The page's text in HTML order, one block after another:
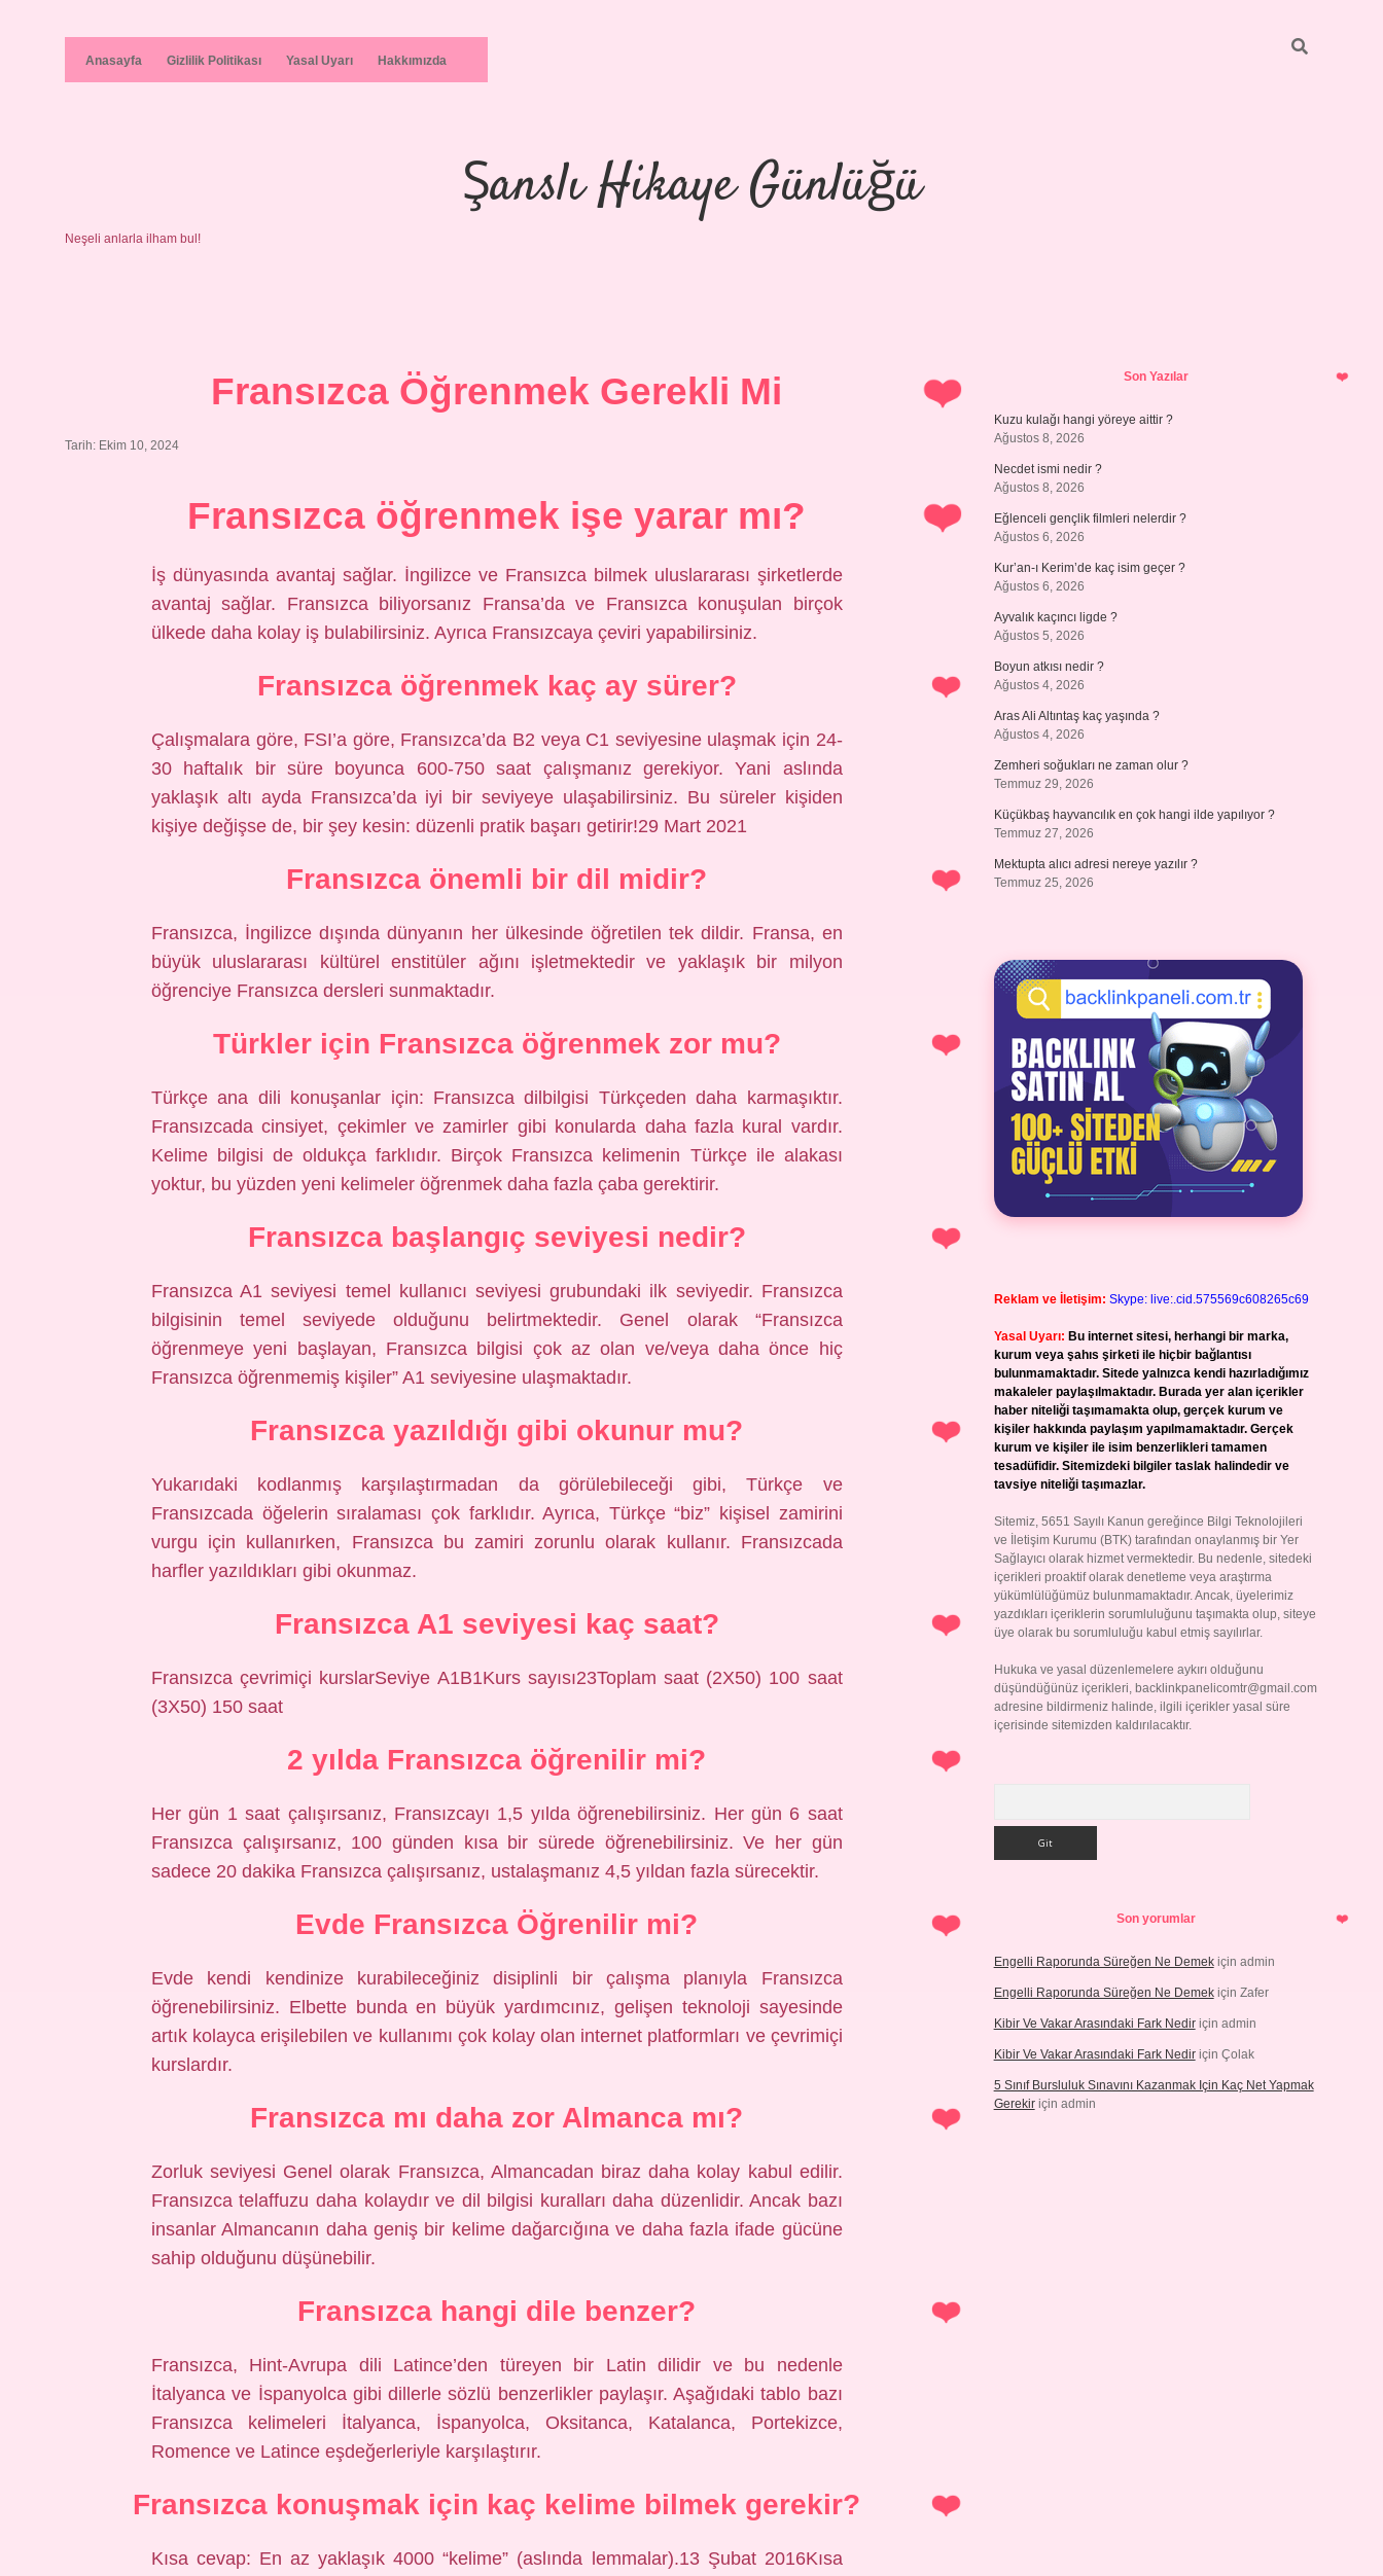
Anasayfa Gizlilik Politikası Yasal Uyarı Hakkımızda
Şanslı Hikaye Günlüğü
Neşeli anlarla ilham bul!
Fransızca Öğrenmek Gerekli Mi
Tarih: Ekim 10, 2024
Fransızca öğrenmek işe yarar mı?
İş dünyasında avantaj sağlar. İngilizce ve Fransızca bilmek uluslararası şirketlerde
avantaj sağlar. Fransızca biliyorsanız Fransa’da ve Fransızca konuşulan birçok
ülkede daha kolay iş bulabilirsiniz. Ayrıca Fransızcaya çeviri yapabilirsiniz.
Fransızca öğrenmek kaç ay sürer?
Çalışmalara göre, FSI’a göre, Fransızca’da B2 veya C1 seviyesine ulaşmak için 24-
30 haftalık bir süre boyunca 600-750 saat çalışmanız gerekiyor. Yani aslında
yaklaşık altı ayda Fransızca’da iyi bir seviyeye ulaşabilirsiniz. Bu süreler kişiden
kişiye değişse de, bir şey kesin: düzenli pratik başarı getirir!29 Mart 2021
Fransızca önemli bir dil midir?
Fransızca, İngilizce dışında dünyanın her ülkesinde öğretilen tek dildir. Fransa, en
büyük uluslararası kültürel enstitüler ağını işletmektedir ve yaklaşık bir milyon
öğrenciye Fransızca dersleri sunmaktadır.
Türkler için Fransızca öğrenmek zor mu?
Türkçe ana dili konuşanlar için: Fransızca dilbilgisi Türkçeden daha karmaşıktır.
Fransızcada cinsiyet, çekimler ve zamirler gibi konularda daha fazla kural vardır.
Kelime bilgisi de oldukça farklıdır. Birçok Fransızca kelimenin Türkçe ile alakası
yoktur, bu yüzden yeni kelimeler öğrenmek daha fazla çaba gerektirir.
Fransızca başlangıç seviyesi nedir?
Fransızca A1 seviyesi temel kullanıcı seviyesi grubundaki ilk seviyedir. Fransızca
bilgisinin temel seviyede olduğunu belirtmektedir. Genel olarak “Fransızca
öğrenmeye yeni başlayan, Fransızca bilgisi çok az olan ve/veya daha önce hiç
Fransızca öğrenmemiş kişiler” A1 seviyesine ulaşmaktadır.
Fransızca yazıldığı gibi okunur mu?
Yukarıdaki kodlanmış karşılaştırmadan da görülebileceği gibi, Türkçe ve
Fransızcada öğelerin sıralaması çok farklıdır. Ayrıca, Türkçe “biz” kişisel zamirini
vurgu için kullanırken, Fransızca bu zamiri zorunlu olarak kullanır. Fransızcada
harfler yazıldıkları gibi okunmaz.
Fransızca A1 seviyesi kaç saat?
Fransızca çevrimiçi kurslarSeviye A1B1Kurs sayısı23Toplam saat (2X50) 100 saat
(3X50) 150 saat
2 yılda Fransızca öğrenilir mi?
Her gün 1 saat çalışırsanız, Fransızcayı 1,5 yılda öğrenebilirsiniz. Her gün 6 saat
Fransızca çalışırsanız, 100 günden kısa bir sürede öğrenebilirsiniz. Ve her gün
sadece 20 dakika Fransızca çalışırsanız, ustalaşmanız 4,5 yıldan fazla sürecektir.
Evde Fransızca Öğrenilir mi?
Evde kendi kendinize kurabileceğiniz disiplinli bir çalışma planıyla Fransızca
öğrenebilirsiniz. Elbette bunda en büyük yardımcınız, gelişen teknoloji sayesinde
artık kolayca erişilebilen ve kullanımı çok kolay olan internet platformları ve çevrimiçi
kurslardır.
Fransızca mı daha zor Almanca mı?
Zorluk seviyesi Genel olarak Fransızca, Almancadan biraz daha kolay kabul edilir.
Fransızca telaffuzu daha kolaydır ve dil bilgisi kuralları daha düzenlidir. Ancak bazı
insanlar Almancanın daha geniş bir kelime dağarcığına ve daha fazla ifade gücüne
sahip olduğunu düşünebilir.
Fransızca hangi dile benzer?
Fransızca, Hint-Avrupa dili Latince’den türeyen bir Latin dilidir ve bu nedenle
İtalyanca ve İspanyolca gibi dillerle sözlü benzerlikler paylaşır. Aşağıdaki tablo bazı
Fransızca kelimeleri İtalyanca, İspanyolca, Oksitanca, Katalanca, Portekizce,
Romence ve Latince eşdeğerleriyle karşılaştırır.
Fransızca konuşmak için kaç kelime bilmek gerekir?
Kısa cevap: En az yaklaşık 4000 “kelime” (aslında lemmalar).13 Şubat 2016Kısa
SidebarSon Yazılar
Kuzu kulağı hangi yöreye aittir ?
Ağustos 8, 2026
Necdet ismi nedir ?
Ağustos 8, 2026
Eğlenceli gençlik filmleri nelerdir ?
Ağustos 6, 2026
Kur’an-ı Kerim’de kaç isim geçer ?
Ağustos 6, 2026
Ayvalık kaçıncı ligde ?
Ağustos 5, 2026
Boyun atkısı nedir ?
Ağustos 4, 2026
Aras Ali Altıntaş kaç yaşında ?
Ağustos 4, 2026
Zemheri soğukları ne zaman olur ?
Temmuz 29, 2026
Küçükbaş hayvancılık en çok hangi ilde yapılıyor ?
Temmuz 27, 2026
Mektupta alıcı adresi nereye yazılır ?
Temmuz 25, 2026
Reklam ve İletişim: Skype: live:.cid.575569c608265c69
Yasal Uyarı: Bu internet sitesi, herhangi bir marka,
kurum veya şahıs şirketi ile hiçbir bağlantısı
bulunmamaktadır. Sitede yalnızca kendi hazırladığımız
makaleler paylaşılmaktadır. Burada yer alan içerikler
haber niteliği taşımamakta olup, gerçek kurum ve
kişiler hakkında paylaşım yapılmamaktadır. Gerçek
kurum ve kişiler ile isim benzerlikleri tamamen
tesadüfidir. Sitemizdeki bilgiler taslak halindedir ve
tavsiye niteliği taşımazlar.
Sitemiz, 5651 Sayılı Kanun gereğince Bilgi Teknolojileri
ve İletişim Kurumu (BTK) tarafından onaylanmış bir Yer
Sağlayıcı olarak hizmet vermektedir. Bu nedenle, sitedeki
içerikleri proaktif olarak denetleme veya araştırma
yükümlülüğümüz bulunmamaktadır. Ancak, üyelerimiz
yazdıkları içeriklerin sorumluluğunu taşımakta olup, siteye
üye olarak bu sorumluluğu kabul etmiş sayılırlar.
Hukuka ve yasal düzenlemelere aykırı olduğunu
düşündüğünüz içerikleri, backlinkpanelicomtr@gmail.com
adresine bildirmeniz halinde, ilgili içerikler yasal süre
içerisinde sitemizden kaldırılacaktır.
Son yorumlar
Engelli Raporunda Süreğen Ne Demekiçin admin
Engelli Raporunda Süreğen Ne Demekiçin Zafer
Kibir Ve Vakar Arasındaki Fark Nediriçin admin
Kibir Ve Vakar Arasındaki Fark Nediriçin Çolak
5 Sınıf Bursluluk Sınavını Kazanmak Için Kaç Net Yapmak
Gerekiriçin admin